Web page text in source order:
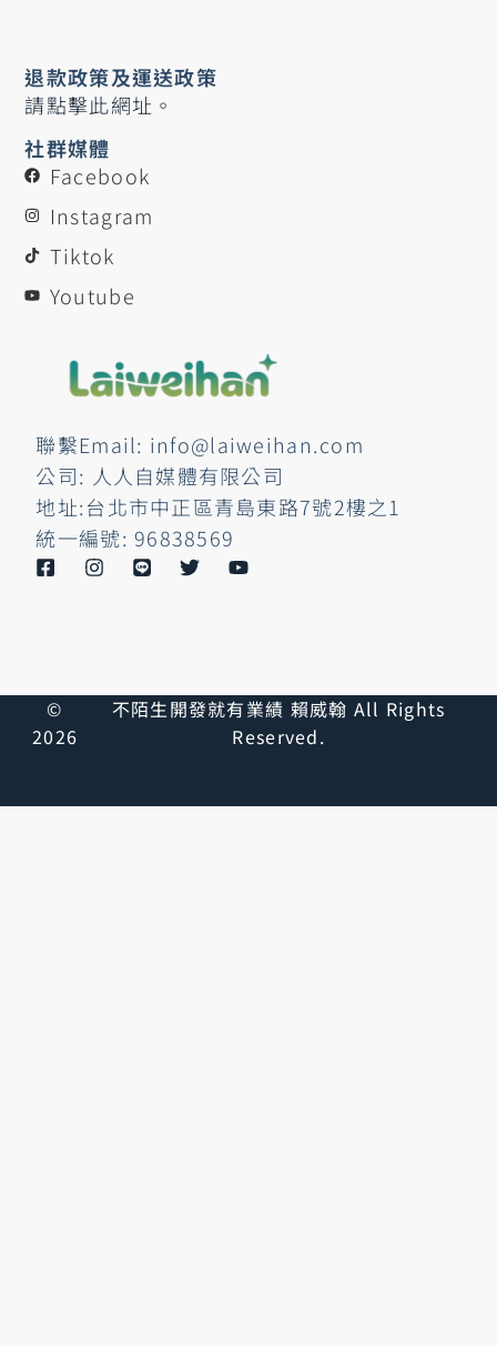
聯繫Email: info@laiweihan.com
公司: 人人自媒體有限公司
地址:台北市中正區青島東路7號2樓之1
統一編號: 96838569
社群媒體
Facebook
Instagram
Tiktok
Youtube
退款政策及運送政策
請點擊此網址。
©
2026
不陌生開發就有業績 賴威翰 All Rights
Reserved.